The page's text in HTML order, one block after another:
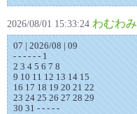
2026/08/01 15:33:24 わむわみ
07 | 2026/08 | 09
- - - - - - 1
2 3 4 5 6 7 8
9 10 11 12 13 14 15
16 17 18 19 20 21 22
23 24 25 26 27 28 29
30 31 - - - - -